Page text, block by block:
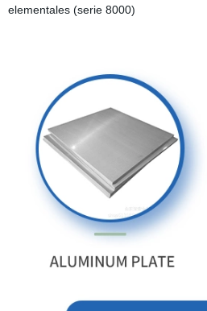
elementales (serie 8000)